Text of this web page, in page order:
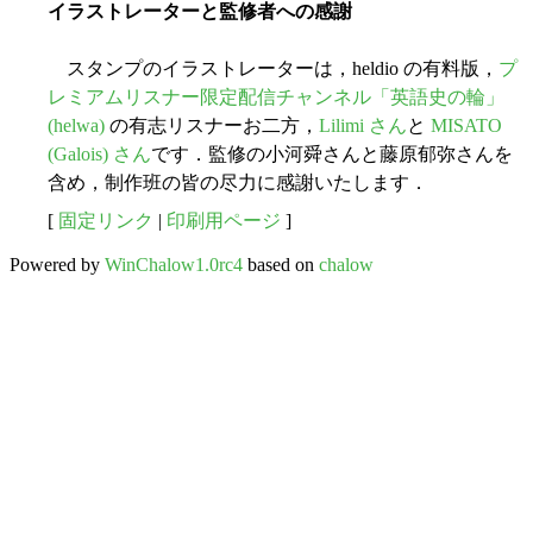
イラストレーターと監修者への感謝
スタンプのイラストレーターは，heldio の有料版， プ
レミアムリスナー限定配信チャンネル「英語史の輪」
(helwa) の有志リスナーお二方， Lilimi さんと MISATO
(Galois) さんです．監修の小河舜さんと藤原郁弥さんを
含め，制作班の皆の尽力に感謝いたします．
[ 固定リンク | 印刷用ページ ]
Powered by WinChalow1.0rc4 based on chalow